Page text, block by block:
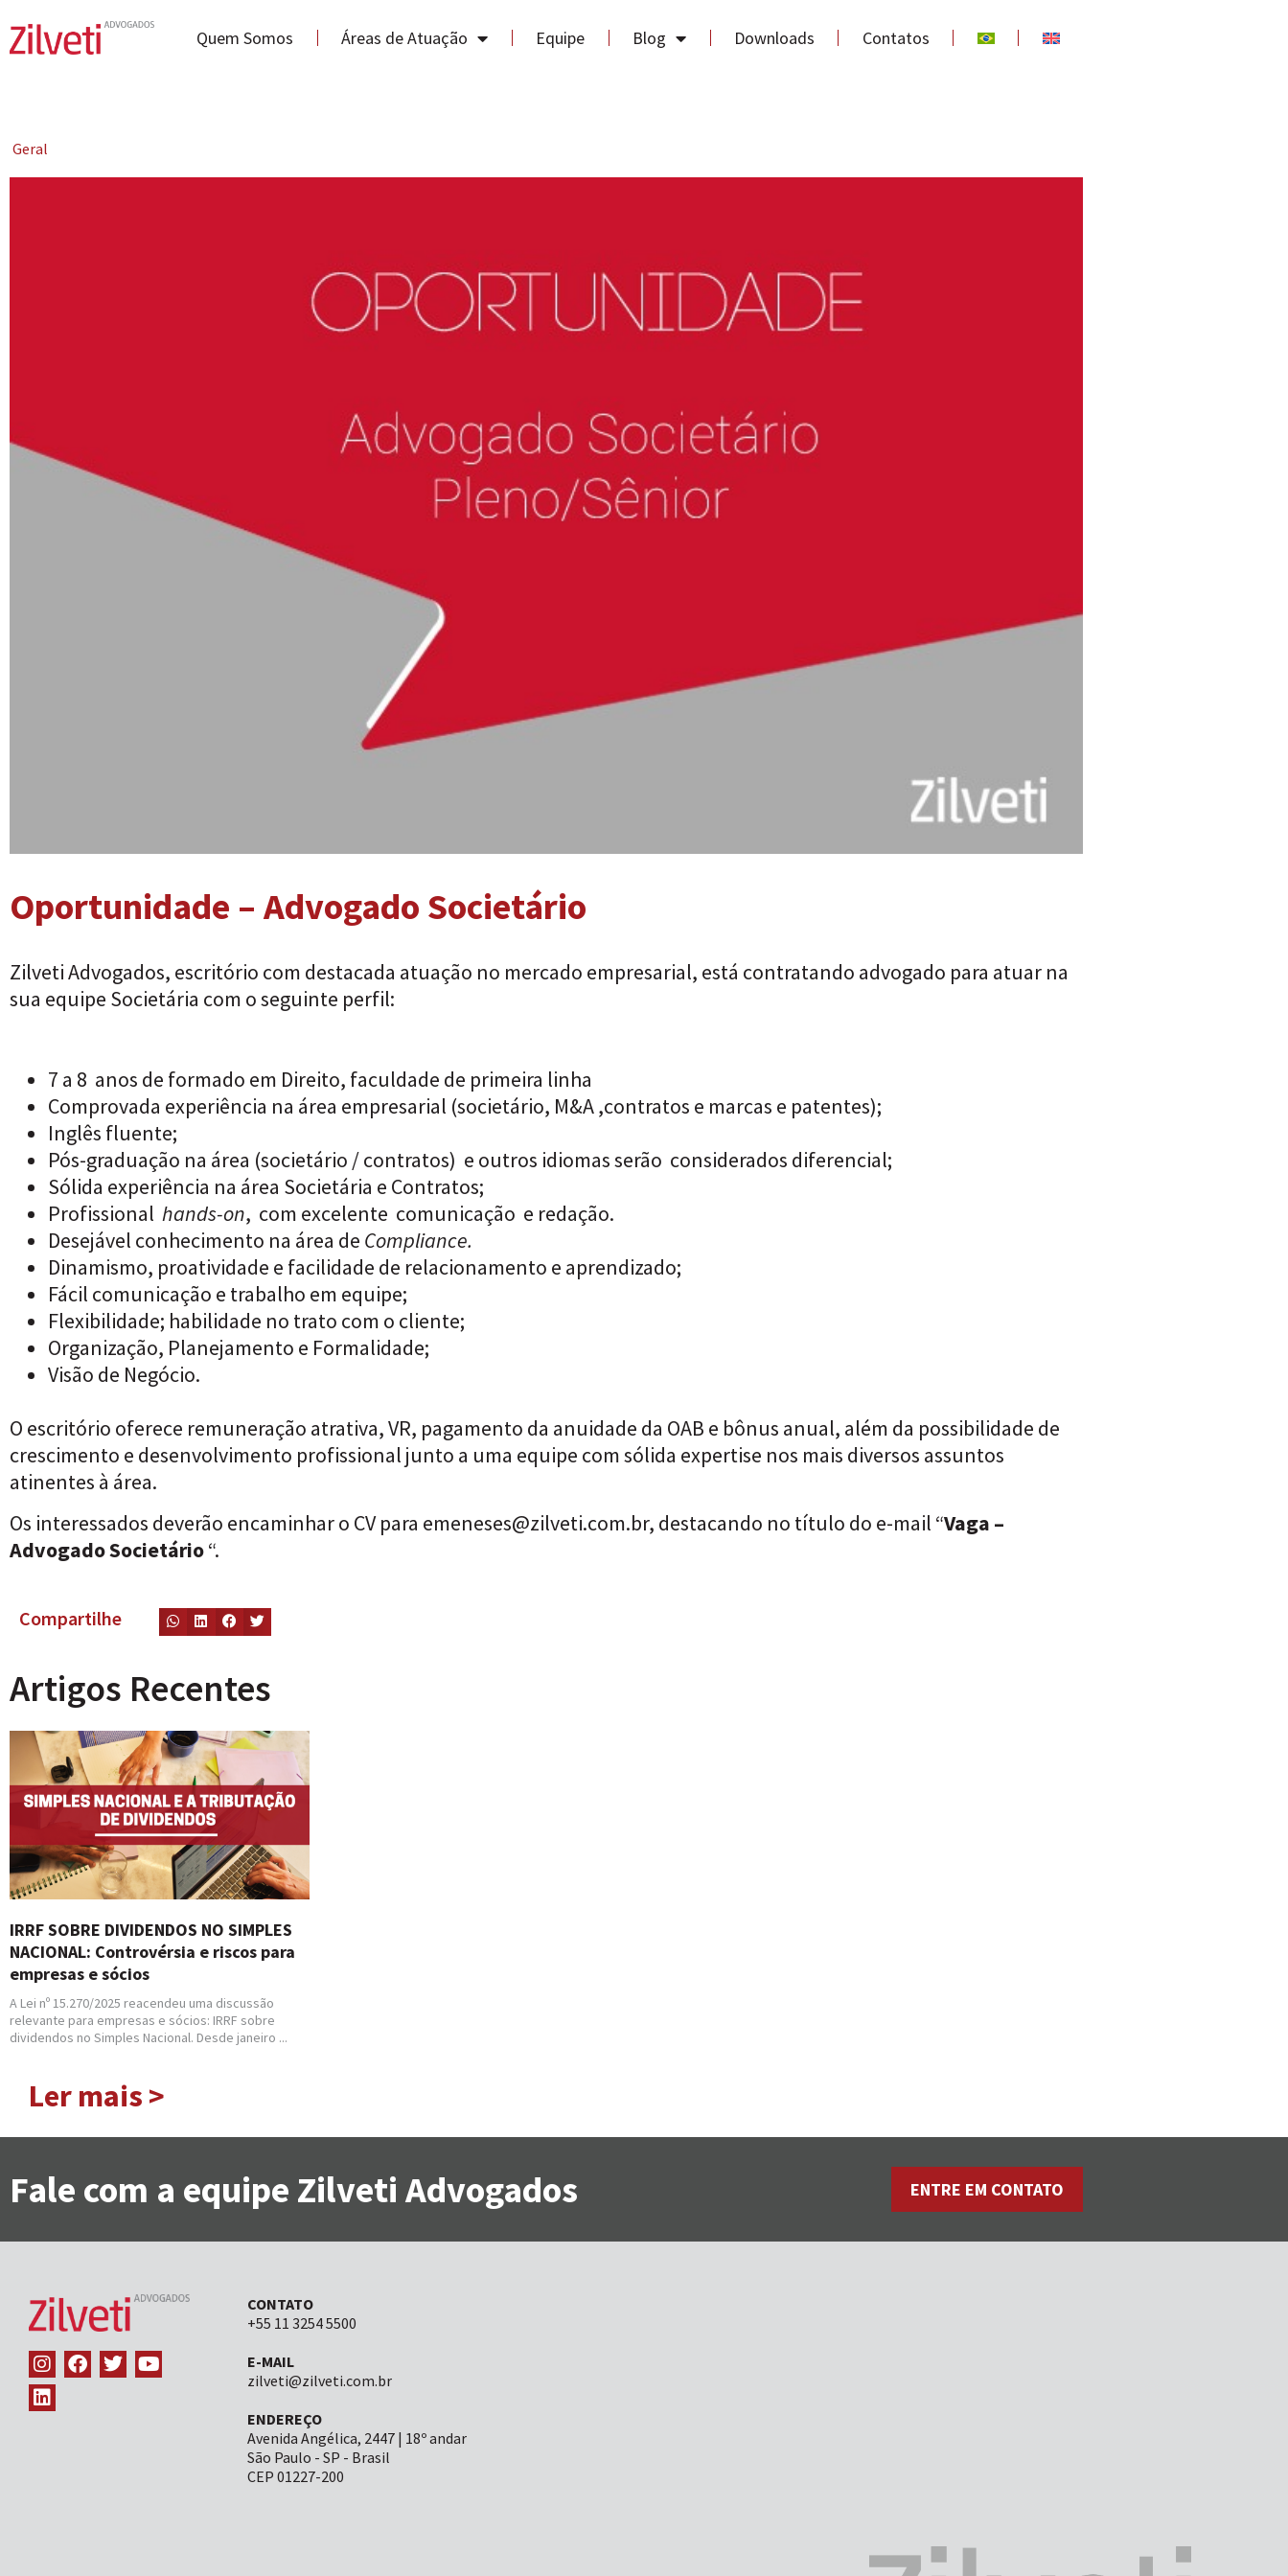
Quem Somos Áreas de Atuação Equipe Blog Downloads Contatos
Geral
Oportunidade – Advogado Societário
Zilveti Advogados, escritório com destacada atuação no mercado empresarial, está contratando advogado para atuar na
sua equipe Societária com o seguinte perfil:
7 a 8 anos de formado em Direito, faculdade de primeira linha
Comprovada experiência na área empresarial (societário, M&A ,contratos e marcas e patentes);
Inglês fluente;
Pós-graduação na área (societário / contratos) e outros idiomas serão considerados diferencial;
Sólida experiência na área Societária e Contratos;
Profissional hands-on, com excelente comunicação e redação.
Desejável conhecimento na área de Compliance.
Dinamismo, proatividade e facilidade de relacionamento e aprendizado;
Fácil comunicação e trabalho em equipe;
Flexibilidade; habilidade no trato com o cliente;
Organização, Planejamento e Formalidade;
Visão de Negócio.
O escritório oferece remuneração atrativa, VR, pagamento da anuidade da OAB e bônus anual, além da possibilidade de
crescimento e desenvolvimento profissional junto a uma equipe com sólida expertise nos mais diversos assuntos
atinentes à área.
Os interessados deverão encaminhar o CV para emeneses@zilveti.com.br, destacando no título do e-mail “Vaga –
Advogado Societário“.
Compartilhe
Artigos Recentes
IRRF SOBRE DIVIDENDOS NO SIMPLES
NACIONAL: Controvérsia e riscos para
empresas e sócios
A Lei nº 15.270/2025 reacendeu uma discussão
relevante para empresas e sócios: IRRF sobre
dividendos no Simples Nacional. Desde janeiro ...
Ler mais >
Fale com a equipe Zilveti Advogados ENTRE EM CONTATO
CONTATO
+55 11 3254 5500
E-MAIL
zilveti@zilveti.com.br
ENDEREÇO
Avenida Angélica, 2447 | 18º andar
São Paulo - SP - Brasil
CEP 01227-200